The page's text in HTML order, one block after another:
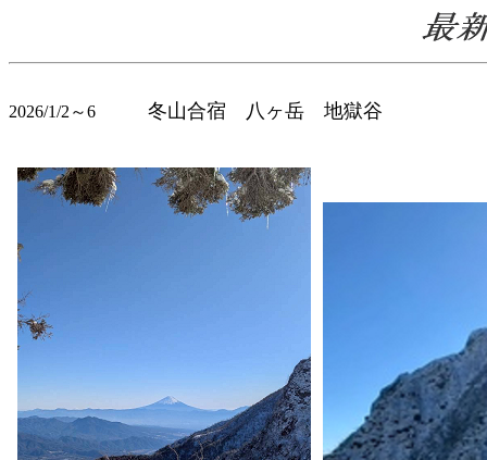
2026/1/2～6 冬山合宿 八ヶ岳 地獄谷